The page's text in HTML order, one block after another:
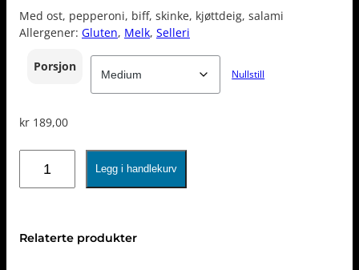
Med ost, pepperoni, biff, skinke, kjøttdeig, salami
Allergener: Gluten, Melk, Selleri
Porsjon Nullstill
kr 189,00
antall
Legg i handlekurv
Relaterte produkter